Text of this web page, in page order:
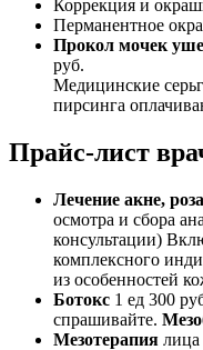
Коррекция и
Перманентное
Прокол мочек
руб.
Медицинские
пирсинга
Прайс-лист
Лечение акне,
осмотра и сбора
консультации)
комплексного
из особенностей
Ботокс 1 ед 300
спрашивайте.
Мезотерапия лица